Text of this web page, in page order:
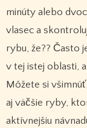
minúty alebo
vlasec a
rybu, že?? Často
v tej istej oblasti,
Môžete si
aj väčšie ryby,
aktívnejšiu